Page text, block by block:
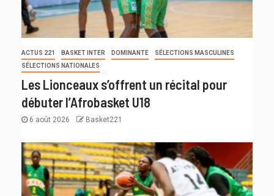
ACTUS 221 BASKET INTER DOMINANTE
SÉLECTIONS MASCULINES
SÉLECTIONS NATIONALES
Les Lionceaux s’offrent un récital pour
débuter l’Afrobasket U18
6 août 2026 Basket221